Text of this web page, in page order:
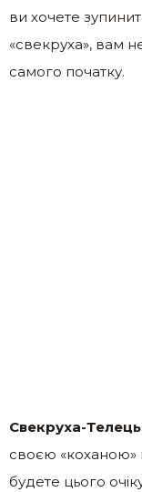
ви хочете
«свекруха», вам
самого початку.
Свекруха-
своєю «коханою»
будете цього